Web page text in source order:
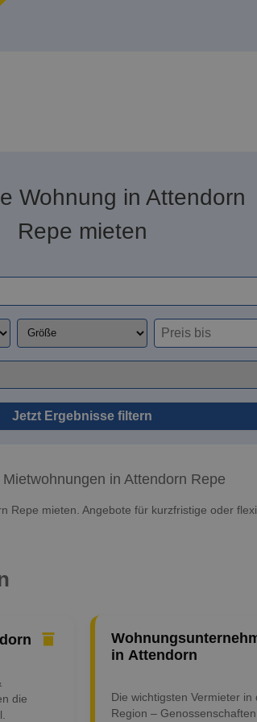
Wohnung in Attendorn
Repe mieten
Jetzt Ergebnisse filtern
in Attendorn Repe
Repe mieten. Angebote für kurzfristige oder
die
in Attendorn
Die wichtigsten Vermieter in
Region – Genossenschaften,